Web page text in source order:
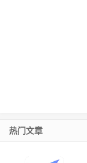
热门文章